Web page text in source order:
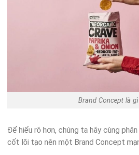
Brand Concept là gì
Để hiểu rõ hơn, chúng ta hãy cùng
cốt lõi tạo nên một Brand Concept